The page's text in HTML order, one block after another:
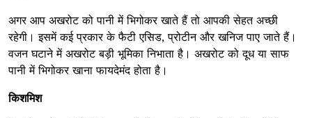
अगर आप अखरोट को पानी में भिगोकर खाते हैं तो आपकी सेहत अच्छी
रहेगी। इसमें कई प्रकार के फैटी एसिड, प्रोटीन और खनिज पाए जाते हैं।
वजन घटाने में अखरोट बड़ी भूमिका निभाता है। अखरोट को दूध या साफ
पानी में भिगोकर खाना फायदेमंद होता है।
किशमिश